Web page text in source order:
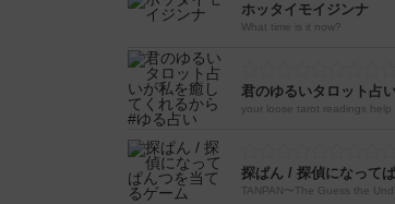
ホッタイモイジンナ
What time is it now?
君のゆるいタロット占
your loose tarot readings help
探ぱん / 探偵になって
TANPAN〜The Guess the